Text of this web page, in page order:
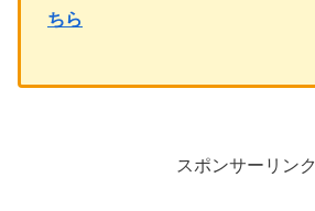
ちら
スポンサーリンク